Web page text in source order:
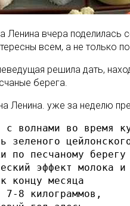
Ленина вчера
всем, а не только
решила дать,
берега.
Ленина. уже за неделю
с волнами во время
зеленого
по песчаному берегу
эффект молока
концу месяца
7-8 килограммов,